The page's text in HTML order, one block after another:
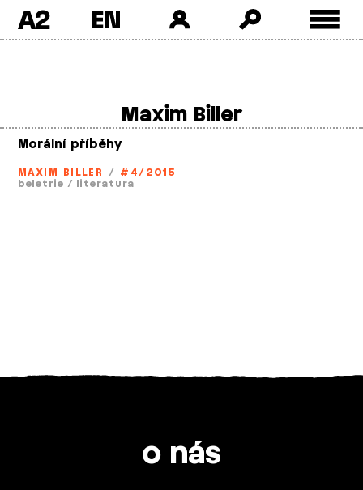
A2
Maxim Biller
Morální příběhy
MAXIM BILLER / #4/2015
beletrie / literatura
o nás